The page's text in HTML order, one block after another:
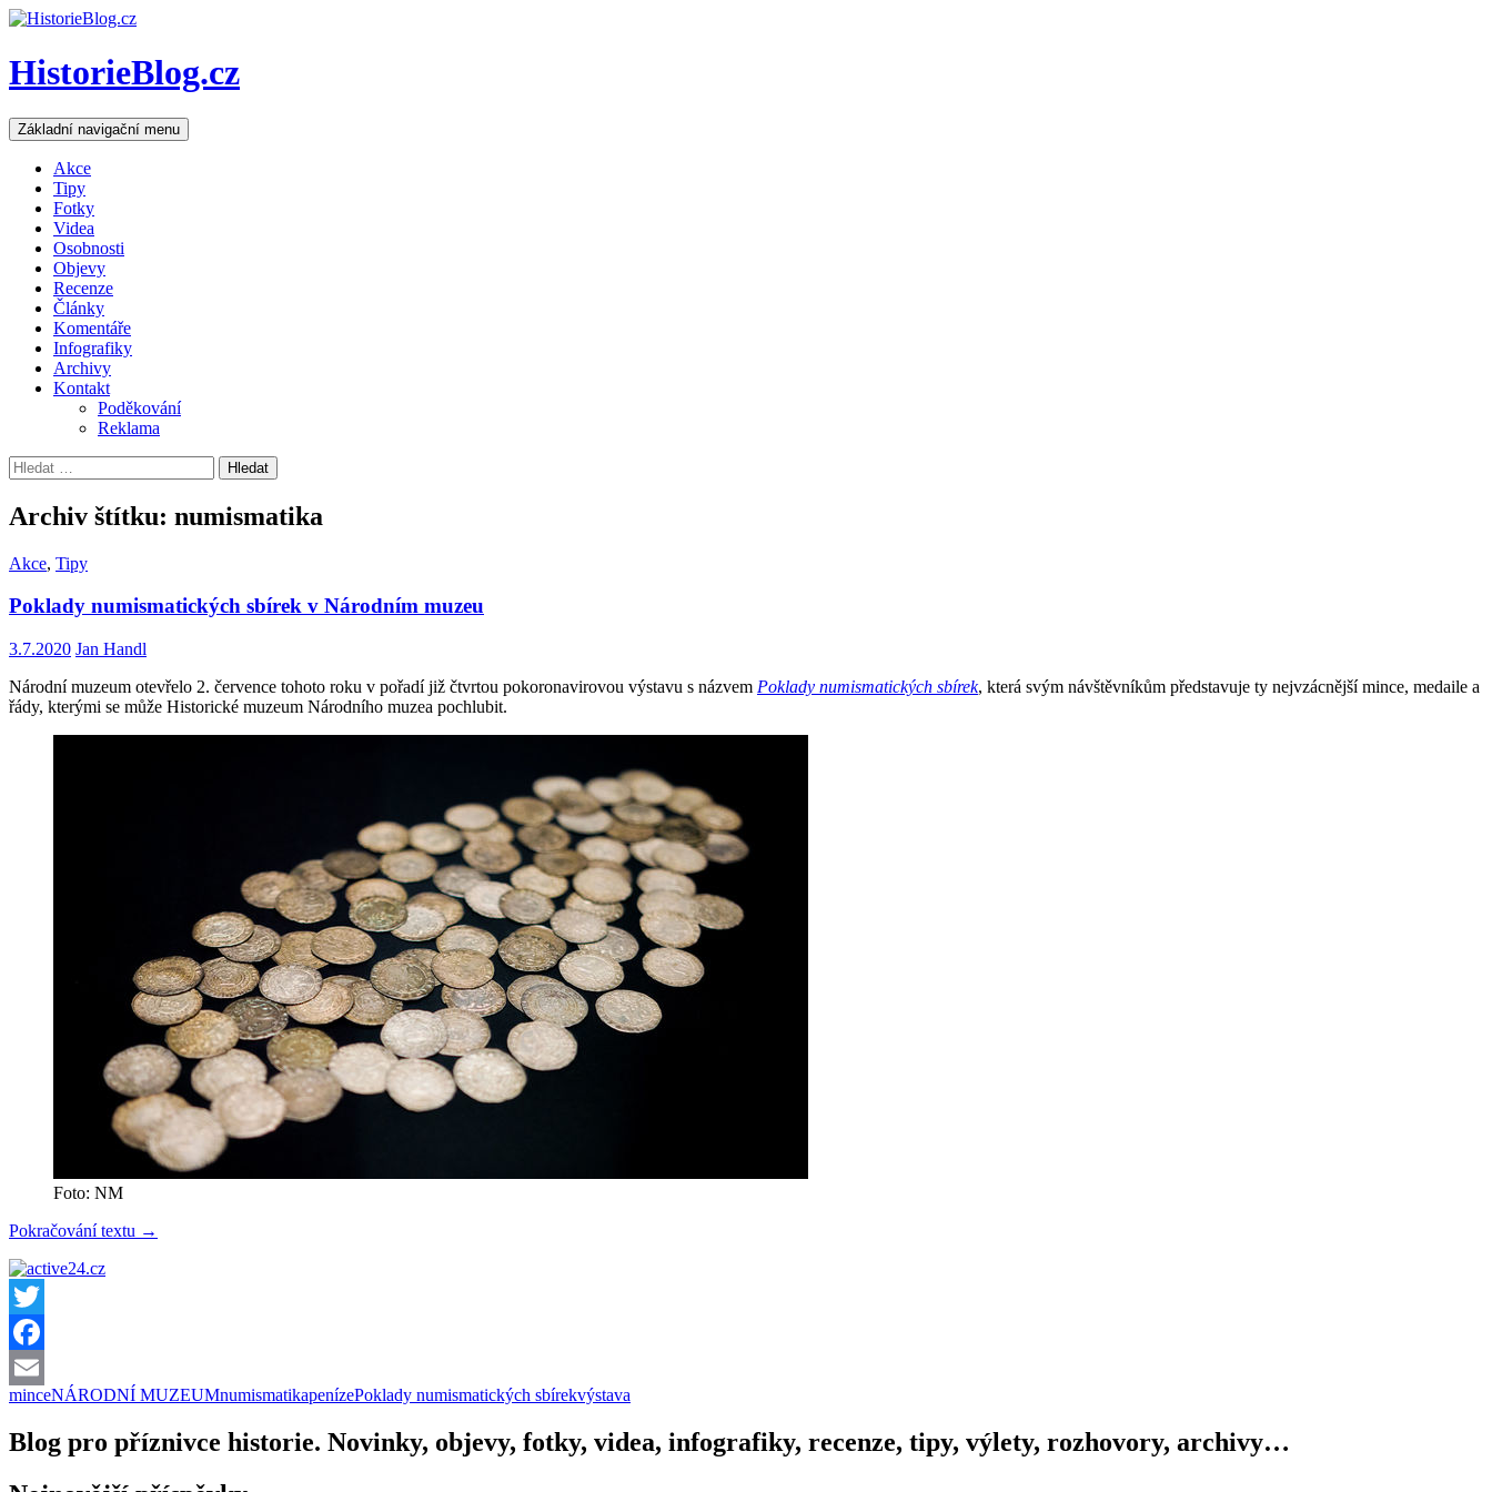
HistorieBlog.cz
Hledat
Základní navigační menu Přejít
k
Akce
Tipy
Fotky
Videa
Osobnosti
Objevy
Recenze
Články
Komentáře
Infografiky
Archivy
Kontakt
Poděkování
Reklama
Vyhledávání
Archiv štítku: numismatika
Akce, Tipy
Poklady numismatických sbírek v Národním muzeu
3.7.2020 Jan Handl
Národní muzeum otevřelo 2. července tohoto roku v pořadí již čtvrtou pokoronavirovou výstavu s názvem Poklady numismatických sbírek, která svým návštěvníkům představuje ty nejvzácnější mince, medaile a
řády, kterými se může Historické muzeum Národního muzea pochlubit.
Foto: NM
Pokračování textu Poklady
→
Twitter
Facebook
Email
minceNÁRODNÍ MUZEUMnumismatikapenízePoklady numismatických sbírekvýstava
Blog pro příznivce historie. Novinky, objevy, fotky, videa, infografiky, recenze, tipy, výlety, rozhovory, archivy…